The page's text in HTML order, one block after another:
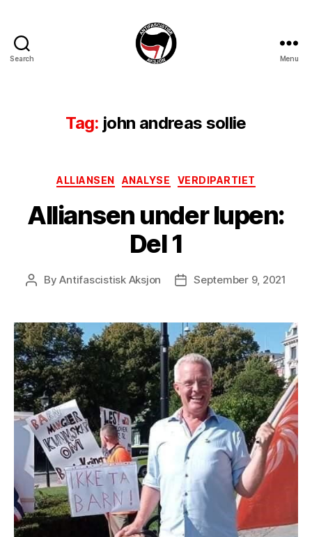
Search Menu
Tag: john andreas sollie
Categories
ALLIANSEN ANALYSE VERDIPARTIET
Alliansen under lupen:
Del 1
PostByAntifascistisk Aksjon
PostSeptember 9, 2021